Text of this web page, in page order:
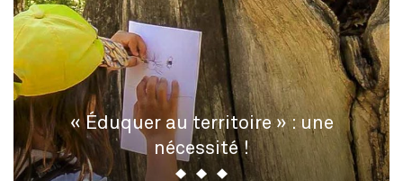
« Éduquer au territoire » : une
nécessité !